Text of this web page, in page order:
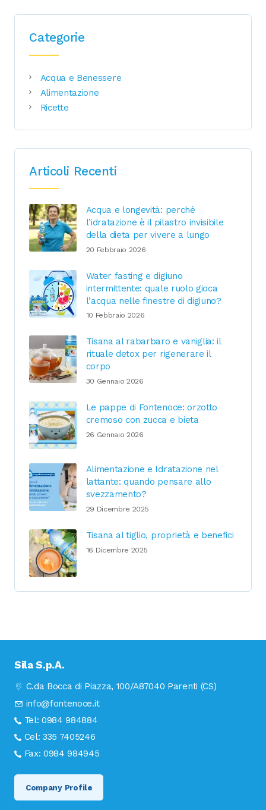
Categorie
Acqua e Benessere
Alimentazione
Ricette
Articoli Recenti
Acqua e longevità: perché
l’idratazione è il pilastro invisibile
della dieta per vivere a lungo
20 Febbraio 2026
Water fasting e digiuno
intermittente: quale ruolo gioca
l’acqua nelle finestre di digiuno?
10 Febbraio 2026
Tisana al rabarbaro e vaniglia: il
rituale detox per rigenerare il
corpo
30 Gennaio 2026
Le pappe di Fontenoce: orzotto
cremoso con zucca e bieta
26 Gennaio 2026
Alimentazione e Idratazione nel
lattante: quando pensare allo
svezzamento?
29 Dicembre 2025
Tisana al tiglio, proprietà e benefici
16 Dicembre 2025
Sila S.p.A.
C.da Bocca di Piazza, 100/A87040 Parenti (CS)
info@fontenoce.it
Tel:0984 984884
Cel:335 7405246
Fax:0984 984945
Company Profile